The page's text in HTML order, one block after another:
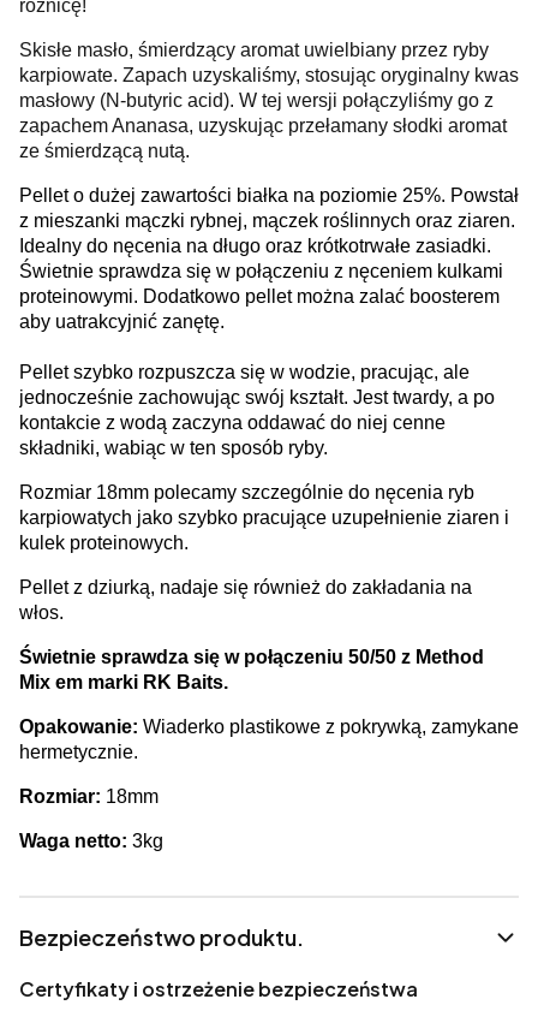
różnicę!
Skisłe masło, śmierdzący aromat uwielbiany przez ryby
karpiowate. Zapach uzyskaliśmy, stosując oryginalny kwas
masłowy (N-butyric acid). W tej wersji połączyliśmy go z
zapachem Ananasa, uzyskując przełamany słodki aromat
ze śmierdzącą nutą.
Pellet o dużej zawartości białka na poziomie 25%. Powstał
z mieszanki mączki rybnej, mączek roślinnych oraz ziaren.
Idealny do nęcenia na długo oraz krótkotrwałe zasiadki.
Świetnie sprawdza się w połączeniu z nęceniem kulkami
proteinowymi. Dodatkowo pellet można zalać boosterem
aby uatrakcyjnić zanętę.
Pellet szybko rozpuszcza się w wodzie, pracując, ale
jednocześnie zachowując swój kształt. Jest twardy, a po
kontakcie z wodą zaczyna oddawać do niej cenne
składniki, wabiąc w ten sposób ryby.
Rozmiar 18mm polecamy szczególnie do nęcenia ryb
karpiowatych jako szybko pracujące uzupełnienie ziaren i
kulek proteinowych.
Pellet z dziurką, nadaje się również do zakładania na
włos.
Świetnie sprawdza się w połączeniu 50/50 z Method
Mix em marki RK Baits.
Opakowanie: Wiaderko plastikowe z pokrywką, zamykane
hermetycznie.
Rozmiar: 18mm
Waga netto: 3kg
Bezpieczeństwo produktu.
Certyfikaty i ostrzeżenie bezpieczeństwa